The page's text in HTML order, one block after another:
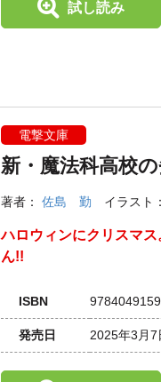
試し読み
電撃文庫
新・魔法科高校
著者： 佐島 勤 イラスト
ハロウィンにクリスマ
ん!!
ISBN
発売日 2025年3月7